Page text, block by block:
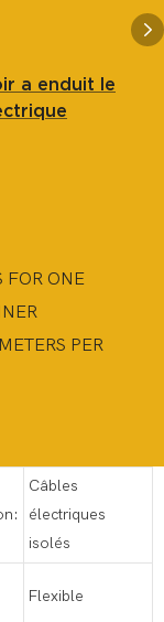
a enduit le
FOR ONE
PER
Câbles
électriques
isolés
Flexible